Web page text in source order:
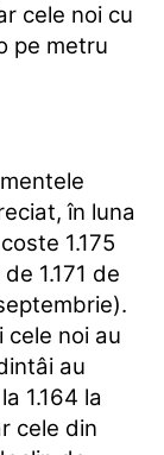
cele noi cu
pe metru
în luna
1.175
1.171 de
cele noi au
au
1.164 la
cele din